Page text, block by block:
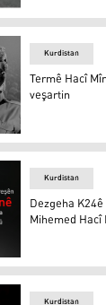
nemaye
hat
Kurdistan
Termê Hacî
veşartin
Kurdistan
Dezgeha
Mihemed
Kurdistan